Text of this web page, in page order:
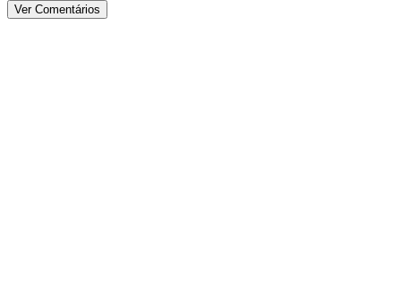
Ver Comentários